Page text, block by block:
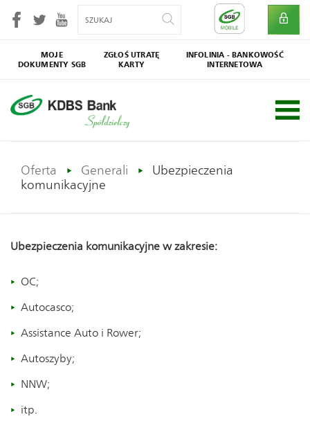
MOJE
DOKUMENTY SGB
ZGŁOŚ UTRATĘ
KARTY
INFOLINIA - BANKOWOŚĆ
INTERNETOWA
Oferta Generali
Ubezpieczenia
komunikacyjne
Ubezpieczenia komunikacyjne w zakresie:
OC;
Autocasco;
Assistance Auto i Rower;
Autoszyby;
NNW;
itp.